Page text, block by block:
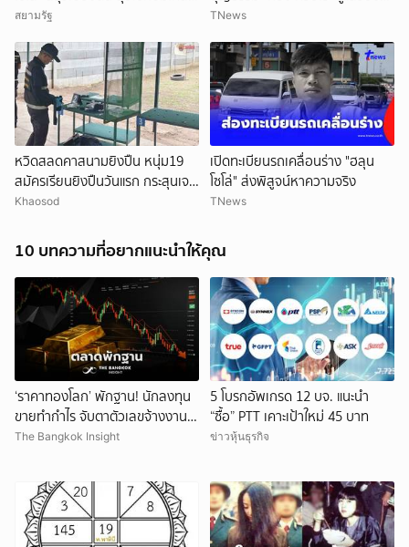
ตาย ยังไม่ตัดทิ้งสารพิษ
สยามรัฐ
สลดใจ
TNews
หวิดสลดคาสนามยิงปืน หนุ่ม19
สมัครเรียนยิงปืนวันแรก กระสุนเจาะ
ท้ายทอย เร่งยื้อชีวิต
Khaosod
เปิดทะเบียนรถเคลื่อนร่าง "ฮลุน
โซโล่" ส่งพิสูจน์หาความจริง
TNews
10 บทความที่อยากแนะนำให้คุณ
‘ราคาทองโลก’ พักฐาน! นักลงทุน
ขายทำกำไร จับตาตัวเลขจ้างงาน
สหรัฐ
The Bangkok Insight
5 โบรกอัพเกรด 12 บจ. แนะนำ
“ซื้อ” PTT เคาะเป้าใหม่ 45 บาท
ข่าวหุ้นธุรกิจ